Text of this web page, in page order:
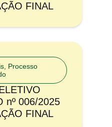
FINAL
Processo
nº 006/2025
FINAL